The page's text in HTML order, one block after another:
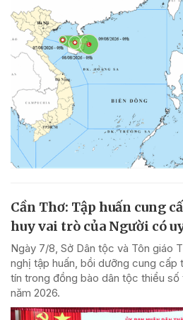
Cần Thơ: Tập huấn cung
huy vai trò của Người có
Ngày 7/8, Sở Dân tộc và Tôn giáo
nghị tập huấn, bồi dưỡng cung
tín trong đồng bào dân tộc thiểu số
năm 2026.